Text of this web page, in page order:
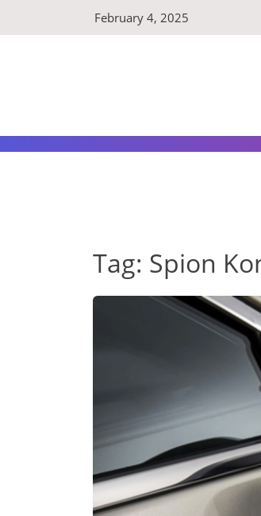
February 4, 2025
Tag: Spion